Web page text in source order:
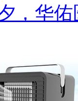
，华